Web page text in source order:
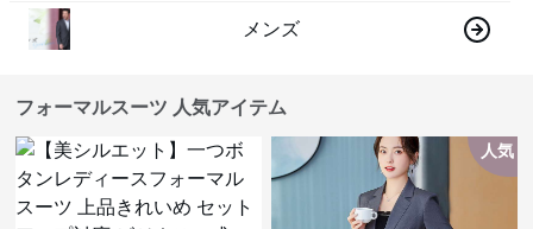
メンズ
フォーマルスーツ 人気アイテム
人気